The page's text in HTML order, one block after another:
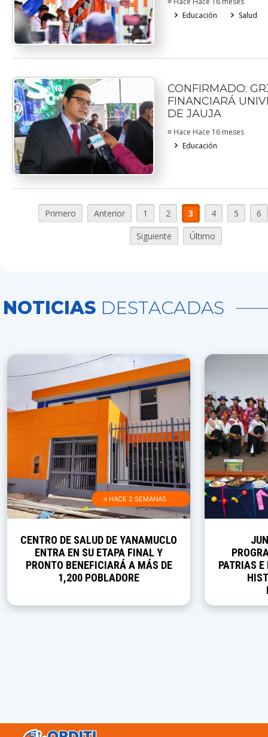
Educación
Salud
CONFIRMADO:
FINANCIARÁ
DE JAUJA
≡ Hace Hace 16 meses
Educación
Primero Anterior 1 2 3 4 5
6
Siguiente
Último
NOTICIAS DESTACADAS
≡ HACE 2 SEMANAS
CENTRO DE SALUD DE YANAMUCLO
ENTRA EN SU ETAPA FINAL Y
PRONTO BENEFICIARÁ A MÁS DE
1,200 POBLADORE
PATRIAS